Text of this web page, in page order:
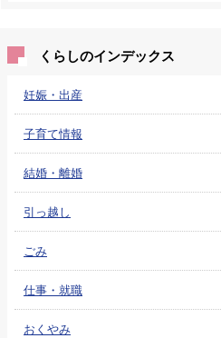
くらしのインデックス
妊娠・出産
子育て情報
結婚・離婚
引っ越し
ごみ
仕事・就職
おくやみ